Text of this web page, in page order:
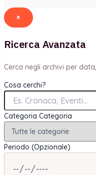
×
Ricerca Avanzata
Cerca negli archivi per
Cosa cerchi?
Categoria Categoria
Periodo (Opzionale)